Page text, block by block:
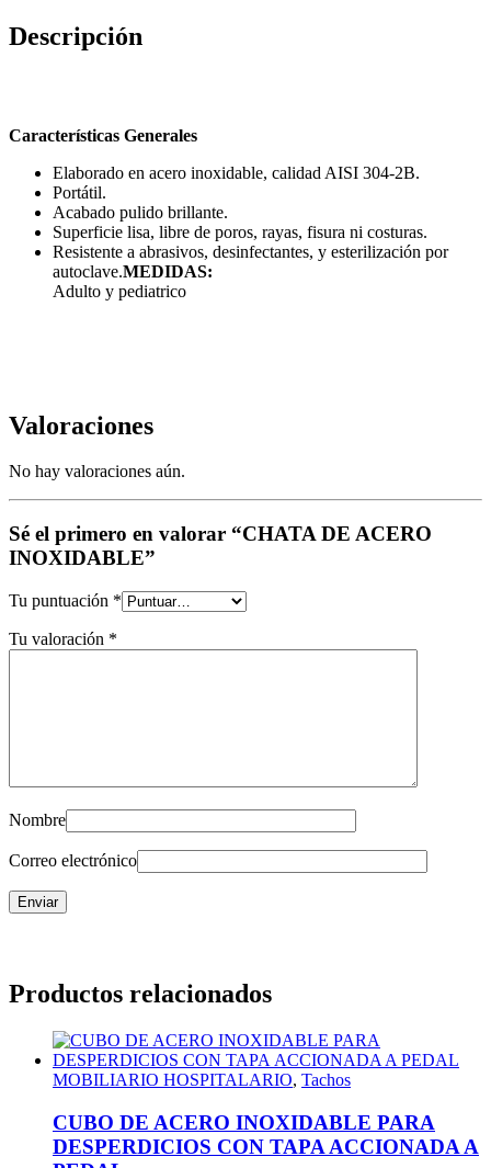
Descripción
Características Generales
Elaborado en acero inoxidable, calidad AISI 304-2B.
Portátil.
Acabado pulido brillante.
Superficie lisa, libre de poros, rayas, fisura ni costuras.
Resistente a abrasivos, desinfectantes, y esterilización por
autoclave.MEDIDAS:
Adulto y pediatrico
Valoraciones
No hay valoraciones aún.
Sé el primero en valorar “CHATA DE ACERO
INOXIDABLE”
Tu puntuación *
Tu valoración *
Nombre
Correo electrónico
Productos relacionados
MOBILIARIO HOSPITALARIO, Tachos
CUBO DE ACERO INOXIDABLE PARA
DESPERDICIOS CON TAPA ACCIONADA A